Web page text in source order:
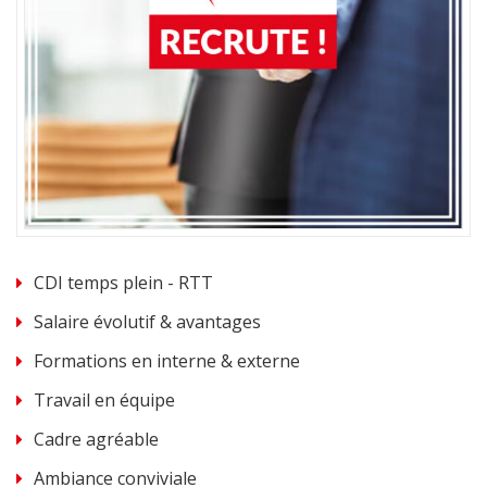
CDI temps plein - RTT
Salaire évolutif & avantages
Formations en interne & externe
Travail en équipe
Cadre agréable
Ambiance conviviale